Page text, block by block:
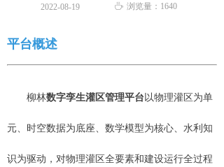
平台概述
柳林数字孪生灌区管理平台 以物理灌区为单
元、时空数据为底座、数学模型为核心、水利知
识为驱动，对物理灌区全要素和建设运行全过程
2022-08-19 ꄘ 浏览量： 1640